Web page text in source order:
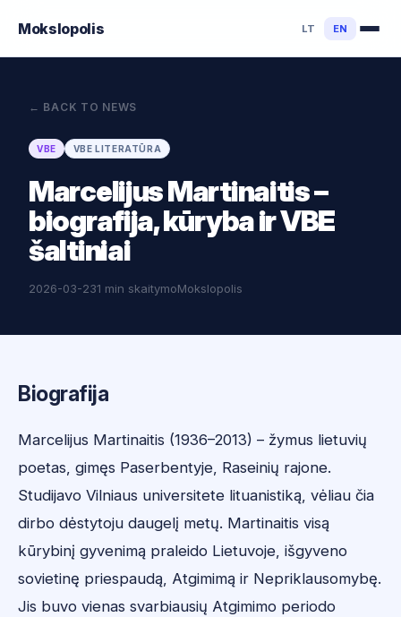
Mokslopolis LT EN
← BACK TO NEWS
VBE VBE LITERATŪRA
Marcelijus Martinaitis –
biografija, kūryba ir VBE
šaltiniai
2026-03-231 min skaitymoMokslopolis
Biografija
Marcelijus Martinaitis (1936–2013) – žymus lietuvių
poetas, gimęs Paserbentyje, Raseinių rajone.
Studijavo Vilniaus universitete lituanistiką, vėliau čia
dirbo dėstytoju daugelį metų. Martinaitis visą
kūrybinį gyvenimą praleido Lietuvoje, išgyveno
sovietinę priespaudą, Atgimimą ir Nepriklausomybę.
Jis buvo vienas svarbiausių Atgimimo periodo